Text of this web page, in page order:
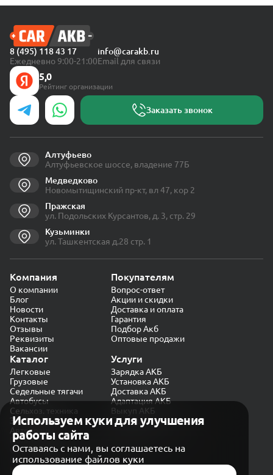
Используем куки для улучшения
работы сайта
Оставаясь с нами, вы соглашаетесь на
использование файлов куки
8 (495) 118 43 17
Ежедневно 9:00-21:00
info@carakb.ru
Email для связи
5,0
Рейтинг организации
Заказать звонок
Алтуфьево
Алтуфьевское шоссе, владение 77Б
Медведково
Новомытищинский пр-кт, вл 47, кор 2
Пражская
ул. Подольских Курсантов, д. 3, стр. 29
Кузьминки
ул. Ташкентская д.28 стр. 1
Компания
О компании
Блог
Новости
Контакты
Отзывы
Реквизиты
Вакансии
Покупателям
Вопрос-ответ
Акции и скидки
Доставка и оплата
Гарантия
Подбор Акб
Оптовые продажи
Каталог
Легковые
Грузовые
Седельные тягачи
Автобусы
Сельхоз. техника
Экскаваторы
Автокраны
Услуги
Зарядка АКБ
Установка АКБ
Доставка АКБ
Адаптация АКБ
Выкуп АКБ
Проверка генератора
Политика конфиденциальности
Обработка персональных данных
Согласие на обработку в «Яндекс.Метрика»
Карта сайта